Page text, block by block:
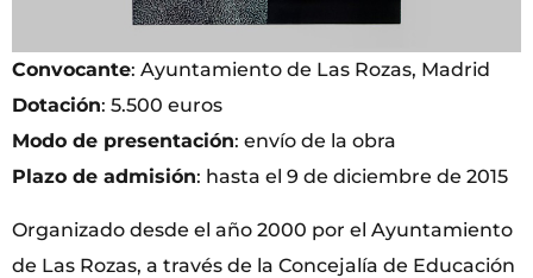
Convocante: Ayuntamiento de Las Rozas, Madrid
Dotación: 5.500 euros
Modo de presentación: envío de la obra
Plazo de admisión: hasta el 9 de diciembre de 2015
Organizado desde el año 2000 por el Ayuntamiento
de Las Rozas, a través de la Concejalía de Educación